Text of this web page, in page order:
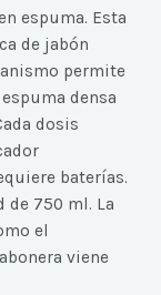
espuma. Esta
de jabón
permite
densa
dosis
baterías.
de 750 ml. La
el
viene